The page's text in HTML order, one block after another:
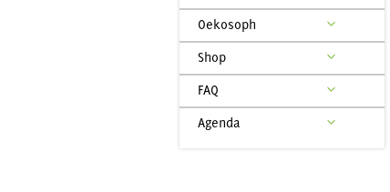
Oekosoph
Shop
FAQ
Agenda